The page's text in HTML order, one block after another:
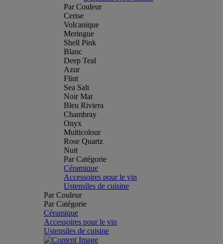
Par Couleur
Cerise
Volcanique
Meringue
Shell Pink
Blanc
Deep Teal
Azur
Flint
Sea Salt
Noir Mat
Bleu Riviera
Chambray
Onyx
Multicolour
Rose Quartz
Nuit
Par Catégorie
Céramique
Accessoires pour le vin
Ustensiles de cuisine
Par Couleur
Par Catégorie
Céramique
Accessoires pour le vin
Ustensiles de cuisine